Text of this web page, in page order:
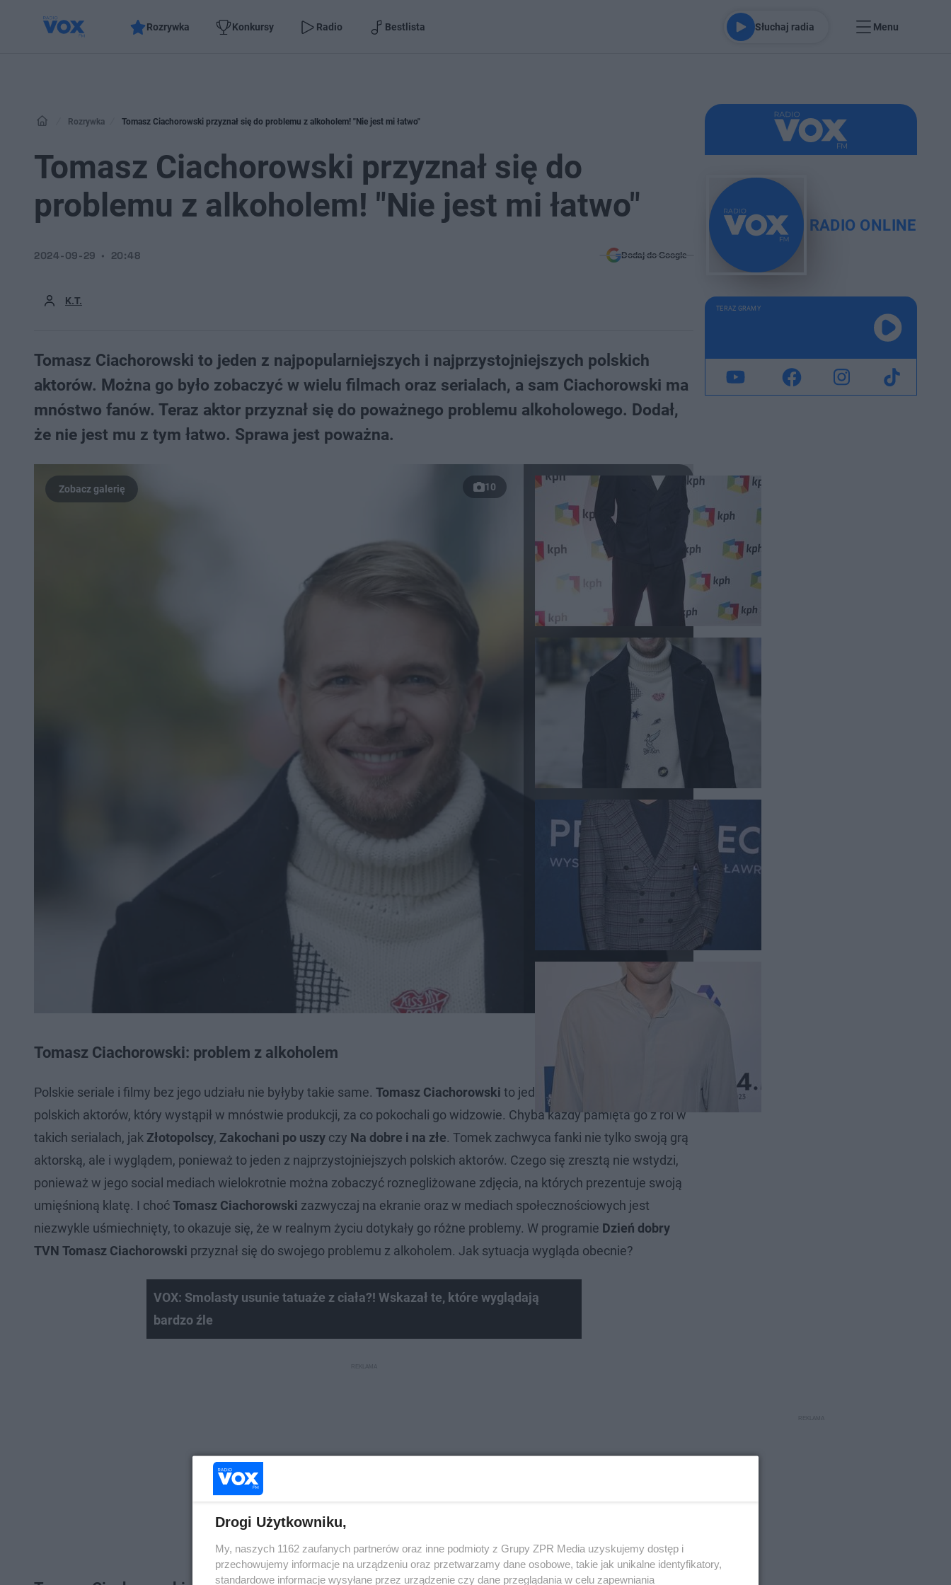
Rozrywka Konkursy Radio Bestlista Słuchaj radia Menu
Rozrywka Tomasz Ciachorowski przyznał się do problemu z alkoholem! "Nie jest mi łatwo"
Tomasz Ciachorowski przyznał się do
problemu z alkoholem! "Nie jest mi łatwo"
K.T.
2024-09-29 20:48 Dodaj do Google
Tomasz Ciachorowski to jeden z najpopularniejszych i najprzystojniejszych polskich
aktorów. Można go było zobaczyć w wielu filmach oraz serialach, a sam Ciachorowski ma
mnóstwo fanów. Teraz aktor przyznał się do poważnego problemu alkoholowego. Dodał,
że nie jest mu z tym łatwo. Sprawa jest poważna.
10
Tomasz Ciachorowski: problem z alkoholem
Polskie seriale i filmy bez jego udziału nie byłyby takie same. Tomasz Ciachorowski to jeden z najbardziej znanych
polskich aktorów, który wystąpił w mnóstwie produkcji, za co pokochali go widzowie. Chyba każdy pamięta go z ról w
takich serialach, jak Złotopolscy, Zakochani po uszy czy Na dobre i na złe. Tomek zachwyca fanki nie tylko swoją grą
aktorską, ale i wyglądem, ponieważ to jeden z najprzystojniejszych polskich aktorów. Czego się zresztą nie wstydzi,
ponieważ w jego social mediach wielokrotnie można zobaczyć roznegliżowane zdjęcia, na których prezentuje swoją
umięśnioną klatę. I choćTomasz Ciachorowski zazwyczaj na ekranie oraz w mediach społecznościowych jest
niezwykle uśmiechnięty, to okazuje się, że w realnym życiu dotykały go różne problemy. W programie Dzień dobry
TVN Tomasz Ciachorowski przyznał się do swojego problemu z alkoholem. Jak sytuacja wygląda obecnie?
VOX: Smolasty usunie tatuaże z ciała?! Wskazał te, które wyglądają
bardzo źle
RADIO ONLINE
TERAZ GRAMY
Drogi Użytkowniku,
My, naszych 1162 zaufanych partnerów oraz inne podmioty z Grupy ZPR Media uzyskujemy dostęp i
przechowujemy informacje na urządzeniu oraz przetwarzamy dane osobowe, takie jak unikalne identyfikatory,
standardowe informacje wysyłane przez urządzenie czy dane przeglądania w celu zapewniania